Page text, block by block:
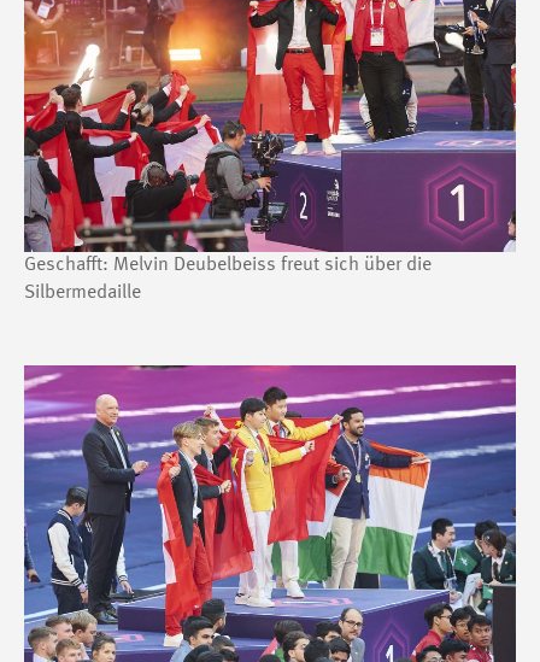
Geschafft: Melvin Deubelbeiss freut sich über die
Silbermedaille